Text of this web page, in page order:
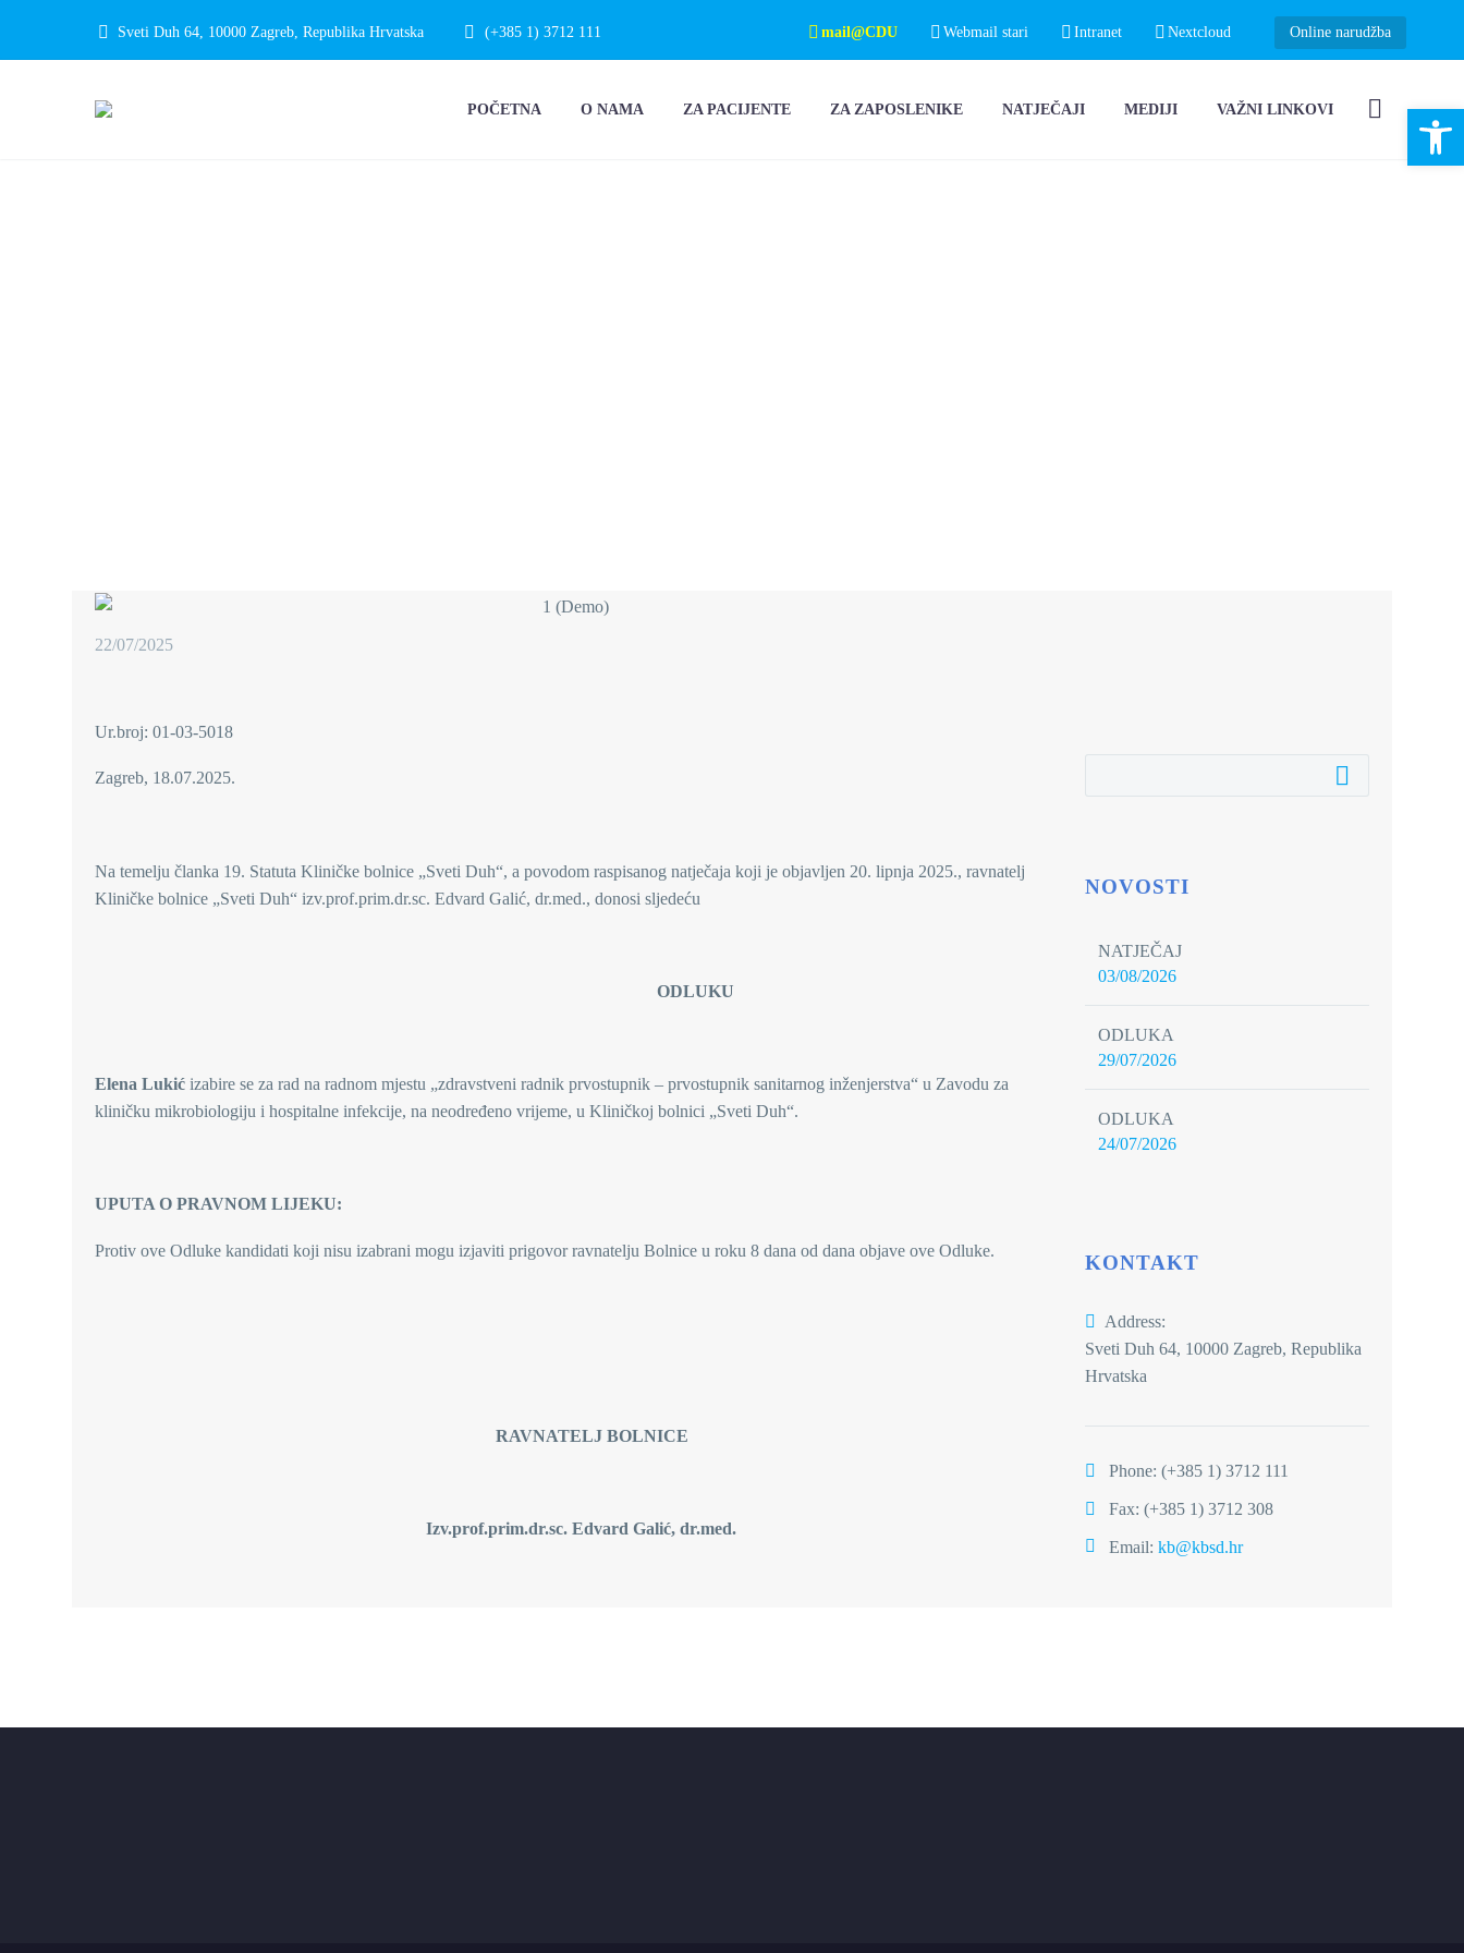
Sveti Duh 64, 10000 Zagreb, Republika Hrvatska (+385 1) 3712 111 mail@CDU Webmail stari Intranet Nextcloud Online narudžba
POČETNA O NAMA ZA PACIJENTE ZA ZAPOSLENIKE NATJEČAJI MEDIJI VAŽNI LINKOVI
22/07/2025
Ur.broj: 01-03-5018
Zagreb, 18.07.2025.
Na temelju članka 19. Statuta Kliničke bolnice „Sveti Duh“, a povodom raspisanog natječaja koji je objavljen 20. lipnja 2025., ravnatelj
Kliničke bolnice „Sveti Duh“ izv.prof.prim.dr.sc. Edvard Galić, dr.med., donosi sljedeću
ODLUKU
Elena Lukić izabire se za rad na radnom mjestu „zdravstveni radnik prvostupnik – prvostupnik sanitarnog inženjerstva“ u Zavodu za
kliničku mikrobiologiju i hospitalne infekcije, na neodređeno vrijeme, u Kliničkoj bolnici „Sveti Duh“.
UPUTA O PRAVNOM LIJEKU:
Protiv ove Odluke kandidati koji nisu izabrani mogu izjaviti prigovor ravnatelju Bolnice u roku 8 dana od dana objave ove Odluke.
RAVNATELJ BOLNICE
Izv.prof.prim.dr.sc. Edvard Galić, dr.med.
NOVOSTI
NATJEČAJ
03/08/2026
ODLUKA
29/07/2026
ODLUKA
24/07/2026
KONTAKT
Address:
Sveti Duh 64, 10000 Zagreb, Republika
Hrvatska
Phone: (+385 1) 3712 111
Fax: (+385 1) 3712 308
Email: kb@kbsd.hr